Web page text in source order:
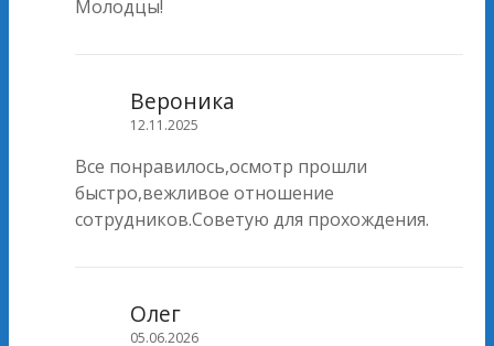
Молодцы!
Вероника
12.11.2025
Все понравилось,осмотр прошли
быстро,вежливое отношение
сотрудников.Советую для прохождения.
Олег
05.06.2026